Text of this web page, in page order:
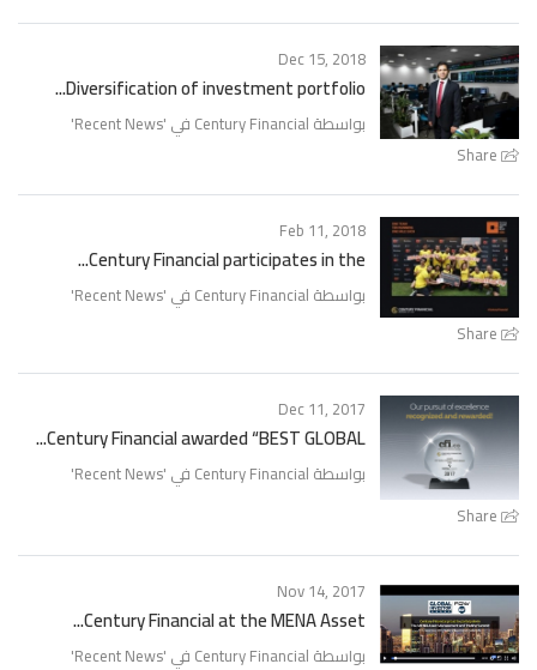
Share
Dec 15, 2018
Diversification of investment portfolio...
بواسطة Century Financial في ' Recent News
'
Share
Feb 11, 2018
Century Financial participates in the...
بواسطة Century Financial في ' Recent News
'
Share
Dec 11, 2017
Century Financial awarded “BEST GLOBAL...
بواسطة Century Financial في ' Recent News
'
Nov 14, 2017
Century Financial at the MENA Asset...
بواسطة Century Financial في ' Recent News
'